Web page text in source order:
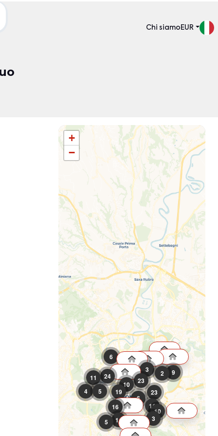
Chi siamoEUR
6
2
9
11
4
24
5 11
3
23
10
3
23
11
5
10
16
6
19
+
−